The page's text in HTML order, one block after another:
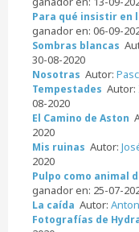
Para qué insistir en
ganador en: 06-09-
Sombras blancas
30-08-2020
Nosotras Autor:
Tempestades Autor:
08-2020
El Camino de Aston
2020
Mis ruinas Autor:
2020
Pulpo como animal
ganador en: 25-07-
La caída Autor:
Fotografías de